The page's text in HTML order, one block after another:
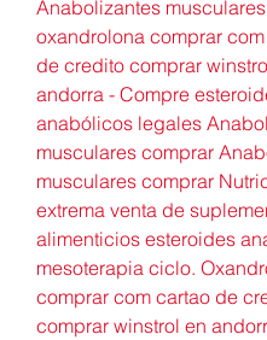
Anabolizantes
oxandrolona comprar
de credito comprar
andorra - Compre
anabólicos legales
musculares comprar
musculares comprar
extrema venta de
alimenticios esteroides
mesoterapia ciclo.
comprar com cartao de
comprar winstrol en